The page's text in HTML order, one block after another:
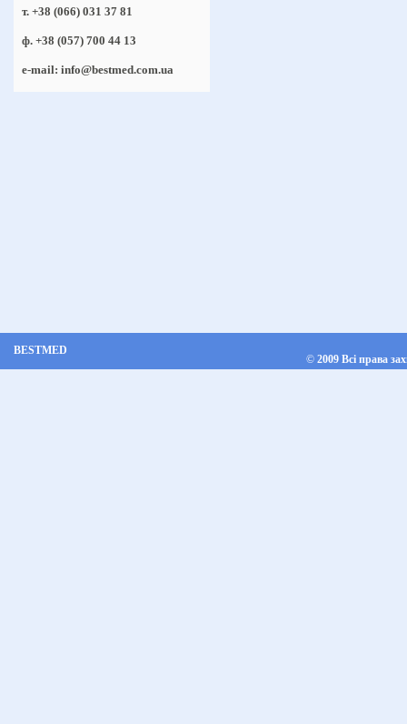
т. +38 (066) 031 37 81
ф. +38 (057) 700 44 13
e-mail: info@bestmed.com.ua
BESTMED
© 2009 Всі права